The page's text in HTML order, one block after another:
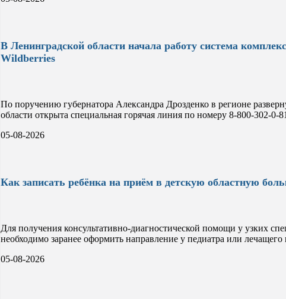
В Ленинградской области начала работу система
Wildberries
По поручению губернатора Александра Дрозденко в регионе
области открыта специальная горячая линия по номеру 8-800-302-
05-08-2026
Как записать ребёнка на приём в детскую областную
Для получения консультативно-диагностической помощи у узких
необходимо заранее оформить направление у педиатра или
05-08-2026